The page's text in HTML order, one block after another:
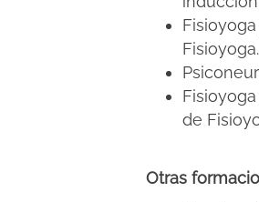
Fisioyoga.
de
Otras